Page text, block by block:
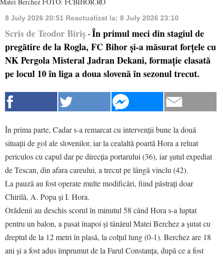
8 July 2026 20:51 Reactualizat la: 8 July 2026 23:10
Scris de Teodor Biriș - În primul meci din stagiul de
pregătire de la Rogla, FC Bihor și-a măsurat forțele cu
NK Pergola Misteral Jadran Dekani, formație clasată
pe locul 10 în liga a doua slovenă în sezonul trecut.
În prima parte, Cadar s-a remarcat cu intervenții bune la două
situații de gol ale slovenilor, iar la cealaltă poartă Hora a reluat
periculos cu capul dar pe direcția portarului (36), iar șutul expediat
de Tescan, din afara careului, a trecut pe lângă vinclu (42).
La pauză au fost operate multe modificări, fiind păstrați doar
Chirilă, A. Popa și I. Hora.
Orădenii au deschis scorul în minutul 58 când Hora s-a luptat
pentru un balon, a pasat înapoi și tânărul Matei Berchez a șutat cu
dreptul de la 12 metri în plasă, la colțul lung (0-1). Berchez are 18
ani și a fost adus împrumut de la Farul Constanța, după ce a fost